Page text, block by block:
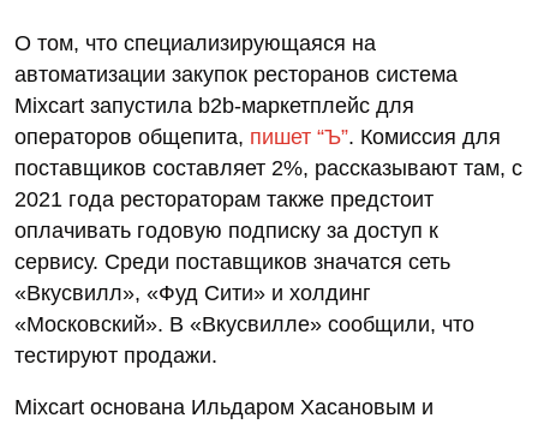
О том, что специализирующаяся на
автоматизации закупок ресторанов система
Mixcart запустила b2b-маркетплейс для
операторов общепита, пишет “Ъ”. Комиссия для
поставщиков составляет 2%, рассказывают там, с
2021 года рестораторам также предстоит
оплачивать годовую подписку за доступ к
сервису. Среди поставщиков значатся сеть
«Вкусвилл», «Фуд Сити» и холдинг
«Московский». В «Вкусвилле» сообщили, что
тестируют продажи.
Mixcart основана Ильдаром Хасановым и